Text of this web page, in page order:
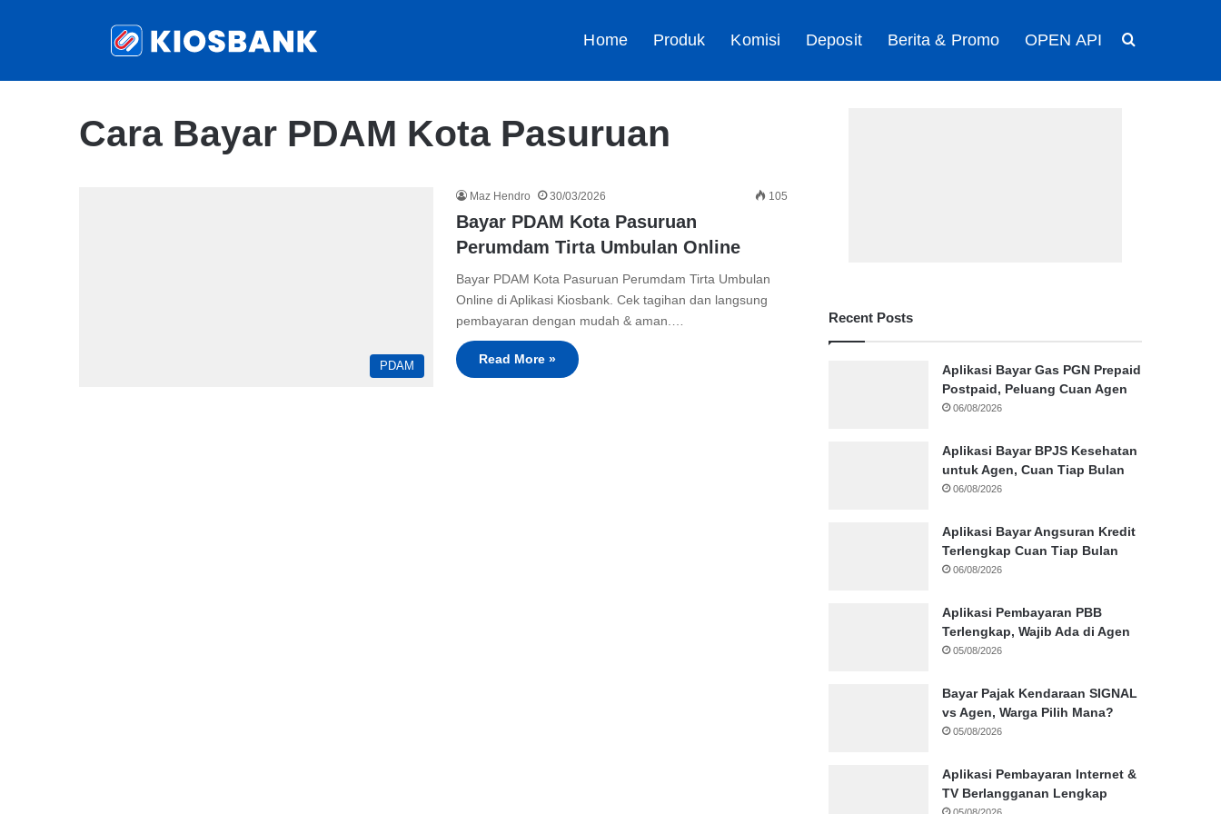
Home Produk Komisi Deposit Berita & Promo OPEN API
Cara Bayar PDAM Kota Pasuruan
PDAM
Maz Hendro 30/03/2026 105
Bayar PDAM Kota Pasuruan
Perumdam Tirta Umbulan Online
Bayar PDAM Kota Pasuruan Perumdam Tirta Umbulan
Online di Aplikasi Kiosbank. Cek tagihan dan langsung
pembayaran dengan mudah & aman.…
Read More »
Recent Posts
Aplikasi Bayar Gas PGN Prepaid
Postpaid, Peluang Cuan Agen
06/08/2026
Aplikasi Bayar BPJS Kesehatan
untuk Agen, Cuan Tiap Bulan
06/08/2026
Aplikasi Bayar Angsuran Kredit
Terlengkap Cuan Tiap Bulan
06/08/2026
Aplikasi Pembayaran PBB
Terlengkap, Wajib Ada di Agen
05/08/2026
Bayar Pajak Kendaraan SIGNAL
vs Agen, Warga Pilih Mana?
05/08/2026
Aplikasi Pembayaran Internet &
TV Berlangganan Lengkap